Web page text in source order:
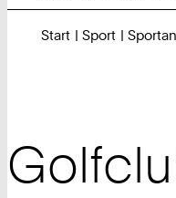
Start Sport